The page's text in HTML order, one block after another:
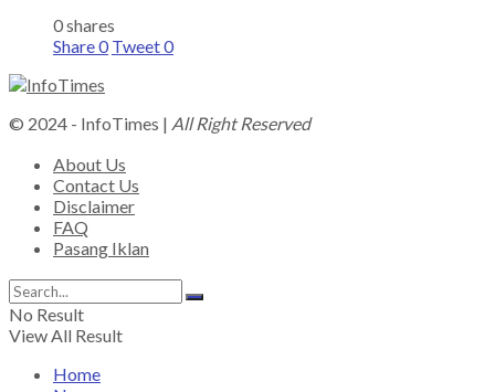
0 shares
Share0 Tweet0
© 2024 - InfoTimes | All Right Reserved
About Us
Contact Us
Disclaimer
FAQ
Pasang Iklan
No Result
View All Result
Home